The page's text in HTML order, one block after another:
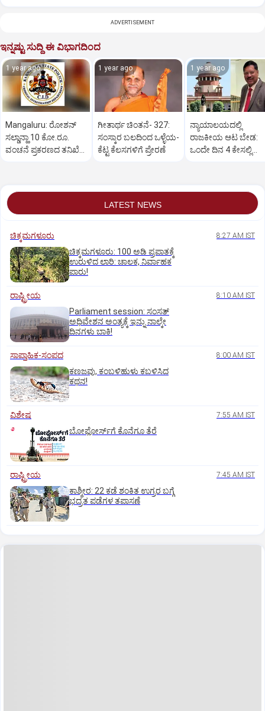
ADVERTISEMENT
ಇನ್ನಷ್ಟು ಸುದ್ದಿ ಈ ವಿಭಾಗದಿಂದ
1 year ago
Mangaluru: ರೋಶನ್‌
ಸಲ್ಡಾನ್ಹಾ 10 ಕೋ.ರೂ.
ವಂಚನೆ ಪ್ರಕರಣದ ತನಿಖೆ
1 year ago
ಗೀತಾರ್ಥ ಚಿಂತನೆ- 327:
ಸಂಸ್ಕಾರ ಬಲದಿಂದ ಒಳ್ಳೆಯ-
ಕೆಟ್ಟ ಕೆಲಸಗಳಿಗೆ ಪ್ರೇರಣೆ
1 year ago
ನ್ಯಾಯಾಲಯದಲ್ಲಿ
ರಾಜಕೀಯ ಆಟ ಬೇಡ:
ಒಂದೇ ದಿನ 4 ಕೇಸಲ್ಲಿ
LATEST NEWS
ಚಿಕ್ಕಮಗಳೂರು 8:27 AM IST
ಚಿಕ್ಕಮಗಳೂರು: 100 ಅಡಿ ಪ್ರಪಾತಕ್ಕೆ
ಉರುಳಿದ ಲಾರಿ: ಚಾಲಕ, ನಿರ್ವಾಹಕ
ಪಾರು!
ರಾಷ್ಟ್ರೀಯ 8:10 AM IST
Parliament session: ಸಂಸತ್‌
ಅಧಿವೇಶನ ಅಂತ್ಯಕ್ಕೆ ಇನ್ನು ನಾಲ್ಕೇ
ದಿನಗಳು ಬಾಕಿ!
ಸಾಪ್ತಾಹಿಕ-ಸಂಪದ 8:00 AM IST
ಕಣಜವು, ಕಂಬಳಿಹುಳು ಕಬಳಿಸಿದ
ಕಥನ!
ವಿಶೇಷ 7:55 AM IST
ಬೋಫೋರ್ಸ್‌ಗೆ ಕೊನೆಗೂ ತೆರೆ
ರಾಷ್ಟ್ರೀಯ 7:45 AM IST
ಕಾಶ್ಮೀರ: 22 ಕಡೆ ಶಂಕಿತ ಉಗ್ರರ ಬಗ್ಗೆ
ಭದ್ರತ ಪಡೆಗಳ ತಪಾಸಣೆ